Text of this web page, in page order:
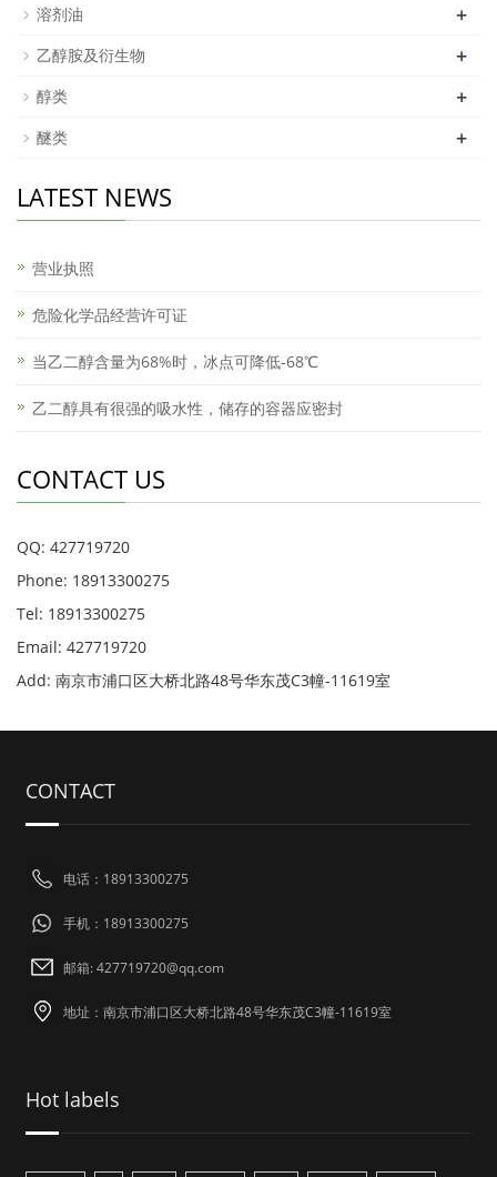
溶剂油 +
乙醇胺及衍生物 +
醇类 +
醚类 +
LATEST NEWS
营业执照
危险化学品经营许可证
当乙二醇含量为68%时，冰点可降低-68℃
乙二醇具有很强的吸水性，储存的容器应密封
CONTACT US
QQ: 427719720
Phone: 18913300275
Tel: 18913300275
Email: 427719720
Add: 南京市浦口区大桥北路48号华东茂C3幢-11619室
CONTACT
电话：18913300275
手机：18913300275
邮箱: 427719720@qq.com
地址：南京市浦口区大桥北路48号华东茂C3幢-11619室
Hot labels